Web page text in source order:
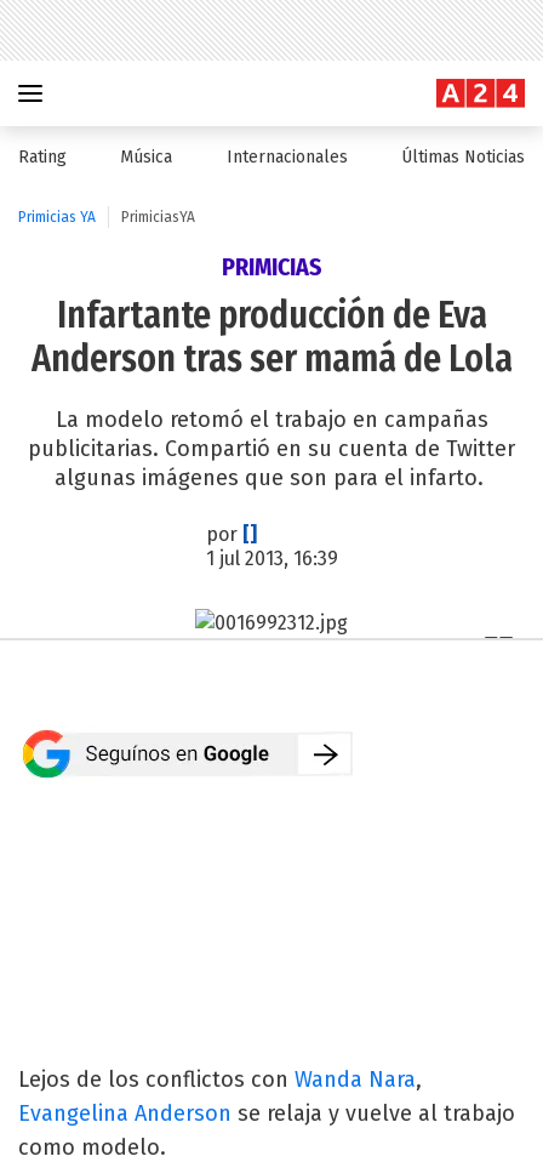
Rating Música Internacionales Últimas Noticias
Primicias YA PrimiciasYA
PRIMICIAS
Infartante producción de Eva
Anderson tras ser mamá de Lola
La modelo retomó el trabajo en campañas
publicitarias. Compartió en su cuenta de Twitter
algunas imágenes que son para el infarto.
por []
1 jul 2013, 16:39
Lejos de los conflictos con Wanda Nara,
Evangelina Anderson se relaja y vuelve al trabajo
como modelo.